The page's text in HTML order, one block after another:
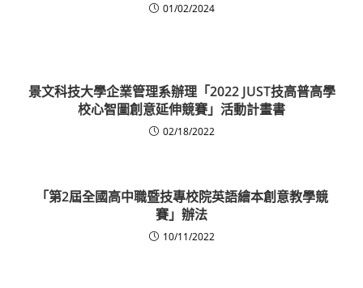
01/02/2024
景文科技大學企業管理系辦理「2022 JUST技高普高學
校心智圖創意延伸競賽」活動計畫書
02/18/2022
「第2屆全國高中職暨技專校院英語繪本創意教學競
賽」辦法
10/11/2022